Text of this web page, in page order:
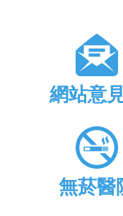
網站意
無菸醫